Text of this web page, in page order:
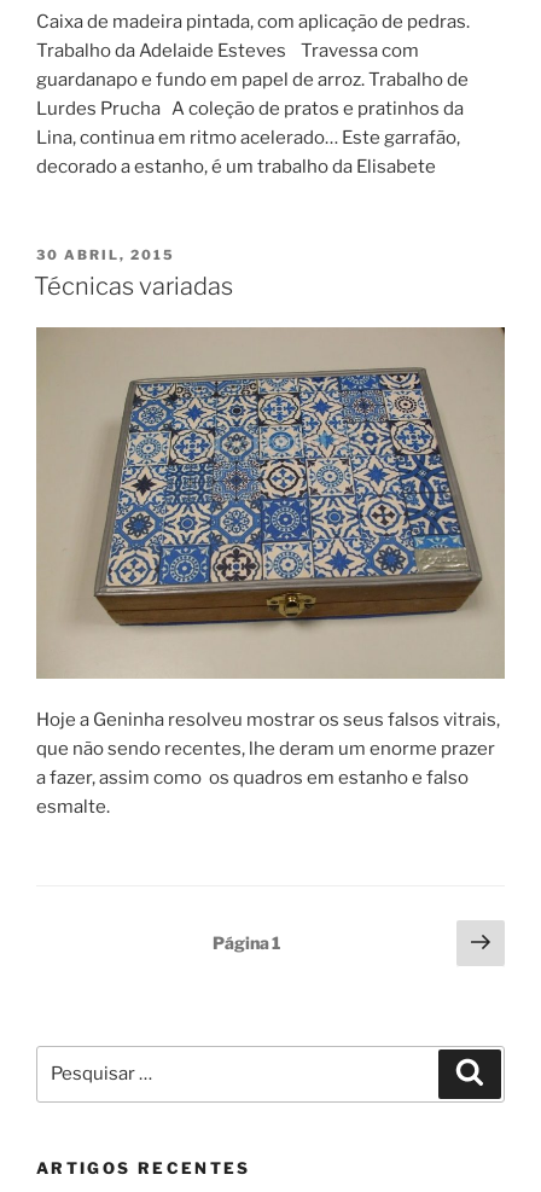
Caixa de madeira pintada, com aplicação de pedras.
Trabalho da Adelaide Esteves Travessa com
guardanapo e fundo em papel de arroz. Trabalho de
Lurdes Prucha A coleção de pratos e pratinhos da
Lina, continua em ritmo acelerado… Este garrafão,
decorado a estanho, é um trabalho da Elisabete
PUBLICADO
EM
30 ABRIL, 2015
Técnicas variadas
Hoje a Geninha resolveu mostrar os seus falsos vitrais,
que não sendo recentes, lhe deram um enorme prazer
a fazer, assim como os quadros em estanho e falso
esmalte.
Página1
por:
ARTIGOS RECENTES